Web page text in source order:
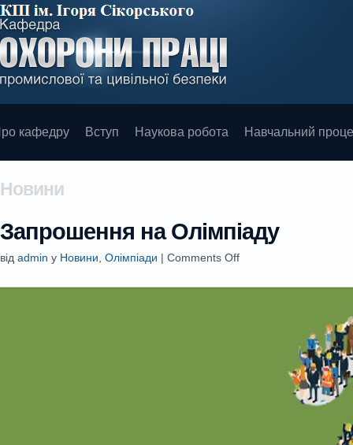
кафедру Вступ Наукова робота Навчальний
Новини
Запрошення на Олімпіаду
від admin у Новини Олімпіади | Comments Off